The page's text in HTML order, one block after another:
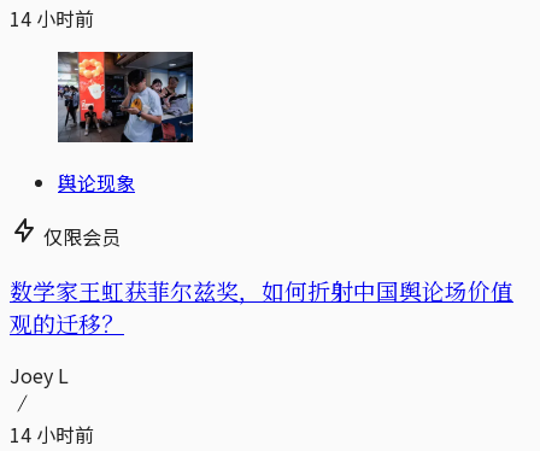
14 小时前
舆论现象
仅限会员
数学家王虹获菲尔兹奖，如何折射中国舆论场价值
观的迁移？
Joey L
14 小时前